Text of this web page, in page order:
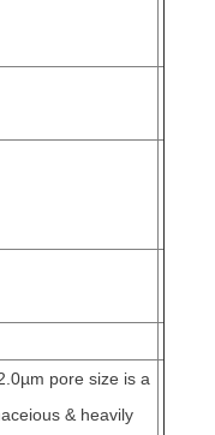
pore size is a
& heavily